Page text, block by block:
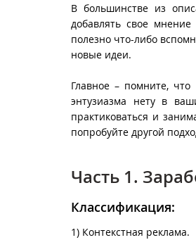
В большинстве из
добавлять свое
полезно что-либо
новые идеи.
Главное – помните,
энтузиазма нету в
практиковаться и
попробуйте другой
Часть 1.
Классификация:
1) Контекстная реклама.